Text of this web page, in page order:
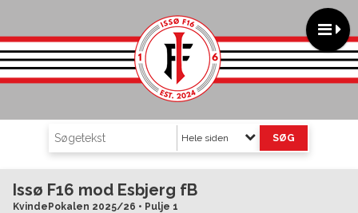
Hele siden
Issø F16 mod Esbjerg fB
KvindePokalen 2025/26 • Pulje 1